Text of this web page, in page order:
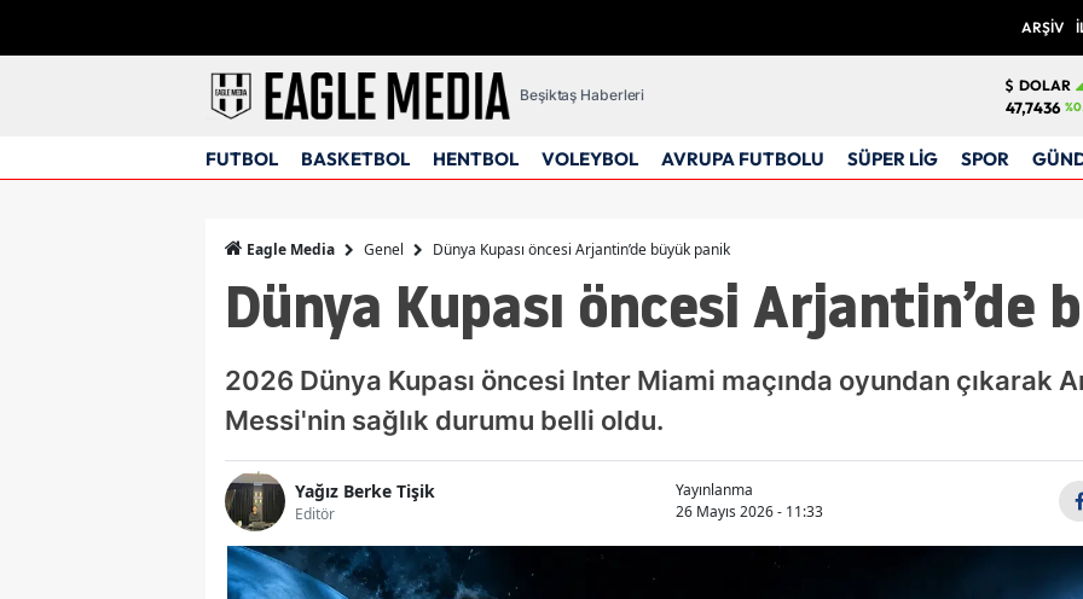
ARŞİV
Beşiktaş Haberleri
DOLAR
47,7436
FUTBOL BASKETBOL HENTBOL VOLEYBOL AVRUPA FUTBOLU SÜPER LİG SPOR
Eagle Media Genel Dünya Kupası öncesi Arjantin’de büyük panik
Dünya Kupası öncesi Arjantin’de
2026 Dünya Kupası öncesi Inter Miami maçında oyundan çıkarak
Messi'nin sağlık durumu belli oldu.
Yağız Berke Tişik
Editör
Yayınlanma
26 Mayıs 2026 - 11:33